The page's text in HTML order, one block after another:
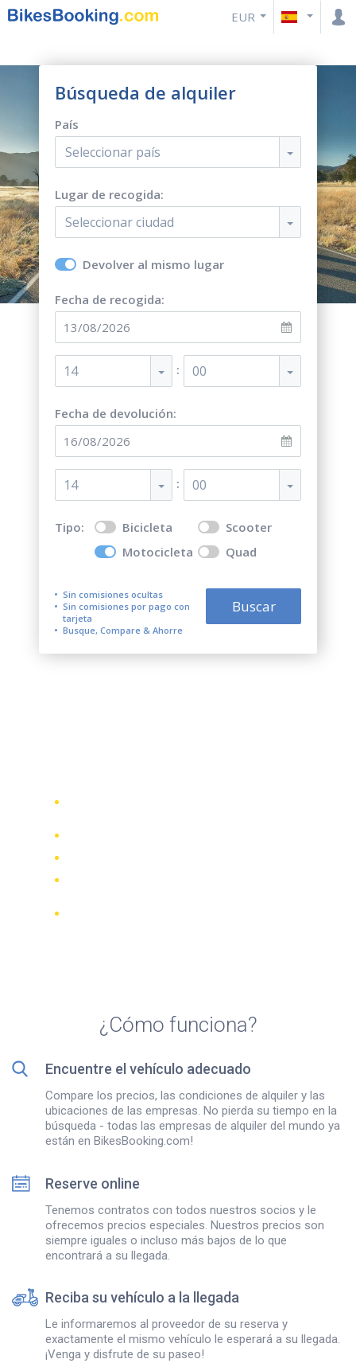
EUR
Búsqueda de alquiler
País
Seleccionar país
Lugar de recogida:
Seleccionar ciudad
Devolver al mismo lugar
Fecha de recogida:
14 : 00
Fecha de devolución:
14 : 00
Tipo: Bicicleta
Scooter
Motocicleta
Quad
Sin comisiones ocultas
Sin comisiones por pago con
tarjeta
Busque, Compare & Ahorre
Buscar
¿Cómo funciona?
Encuentre el vehículo adecuado
Compare los precios, las condiciones de alquiler y las
ubicaciones de las empresas. No pierda su tiempo en la
búsqueda - todas las empresas de alquiler del mundo ya
están en BikesBooking.com!
Reserve online
Tenemos contratos con todos nuestros socios y le
ofrecemos precios especiales. Nuestros precios son
siempre iguales o incluso más bajos de lo que
encontrará a su llegada.
Reciba su vehículo a la llegada
Le informaremos al proveedor de su reserva y
exactamente el mismo vehículo le esperará a su llegada.
¡Venga y disfrute de su paseo!